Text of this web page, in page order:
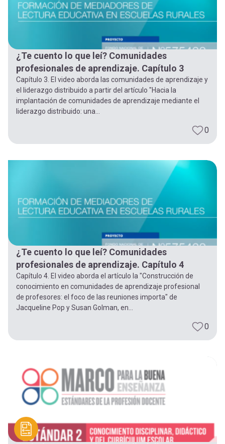
¿Te cuento lo que leí? Comunidades
profesionales de aprendizaje. Capítulo 3
Capítulo 3. El video aborda las comunidades de aprendizaje y
el liderazgo distribuido a partir del artículo "Hacia la
implantación de comunidades de aprendizaje mediante el
liderazgo distribuido: una...
0
¿Te cuento lo que leí? Comunidades
profesionales de aprendizaje. Capítulo 4
Capítulo 4. El video aborda el artículo la "Construcción de
conocimiento en comunidades de aprendizaje profesional
de profesores: el foco de las reuniones importa" de
Jacqueline Pop y Susan Golman, en...
0